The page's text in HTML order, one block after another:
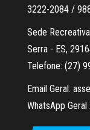
3222-2084 /
Sede
Serra - ES,
Telefone: (27)
Email Geral:
WhatsApp